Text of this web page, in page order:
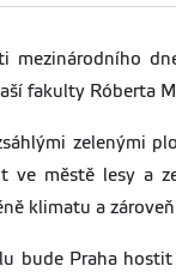
mezinárodního
fakulty Róberta
zelenými
ve městě lesy a
klimatu a
bude Praha hostit